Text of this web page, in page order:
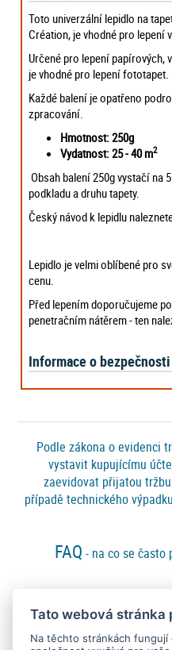
Toto univerzální lepidlo na
Création, je vhodné pro lepení
Určené pro lepení papírových,
je vhodné pro lepení fototapet.
Každé balení je opatřeno
zpracování.
Hmotnost: 250g
Vydatnost: 25 - 40 m2
Obsah balení 250g vystačí na
podkladu a druhu tapety.
Český návod k lepidlu
Lepidlo je velmi oblíbené pro
cenu.
Před lepením doporučujeme
penetračním nátěrem - ten
Informace o
Podle zákona o evidenci
vystavit kupujícímu
zaevidovat přijatou
případě technického
FAQ - na co se často
Tato webová stránka
Na těchto stránkách fungují